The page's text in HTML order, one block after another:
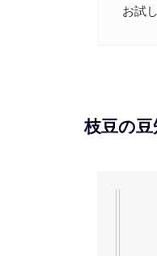
お試
枝豆の